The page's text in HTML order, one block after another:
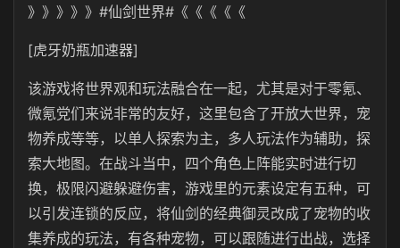
》》》》》#仙剑世界#《《《《《
[虎牙奶瓶加速器]
该游戏将世界观和玩法融合在一起，尤其是对于零氪、
微氪党们来说非常的友好，这里包含了开放大世界，宠
物养成等等，以单人探索为主，多人玩法作为辅助，探
索大地图。在战斗当中，四个角色上阵能实时进行切
换，极限闪避躲避伤害，游戏里的元素设定有五种，可
以引发连锁的反应，将仙剑的经典御灵改成了宠物的收
集养成的玩法，有各种宠物，可以跟随进行出战，选择